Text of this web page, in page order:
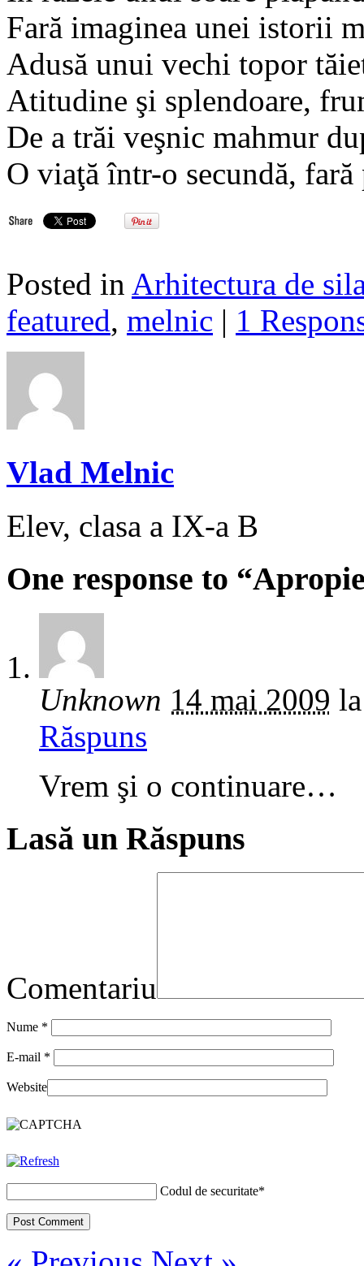
Fară imaginea unei istorii
Adusă unui vechi topor
Atitudine şi splendoare,
De a trăi veşnic mahmur
O viaţă într-o secundă,
Posted in Arhitectura de
featured, melnic | 1
Vlad Melnic
Elev, clasa a IX-a B
One response to
Unknown 14 mai 2009
Răspuns
Vrem şi o continuare…
Lasă un Răspuns
Comentariu
Nume *
E-mail *
Website
Codul de securitate*